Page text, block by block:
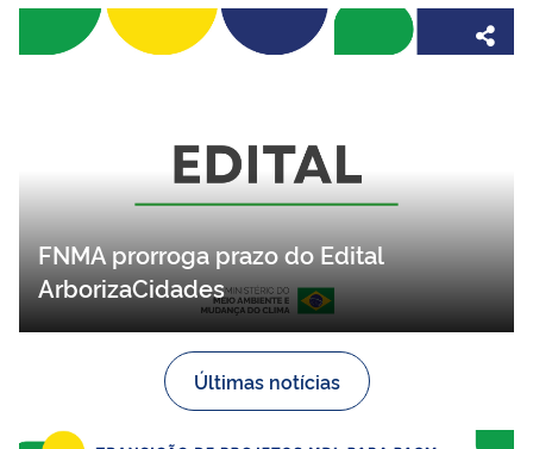
FNMA prorroga prazo do Edital
ArborizaCidades
Últimas notícias